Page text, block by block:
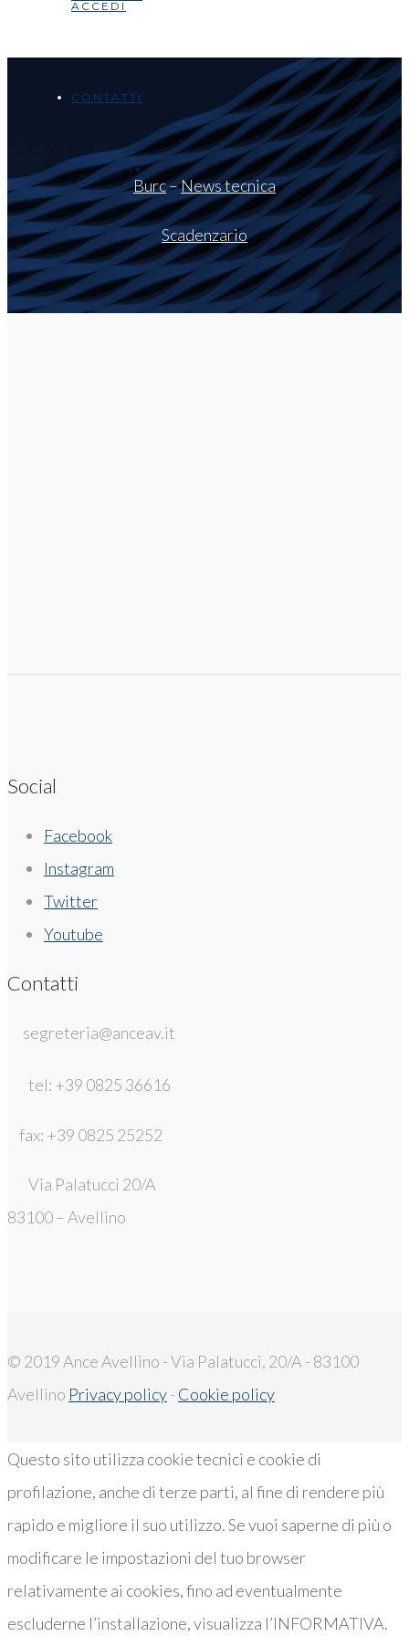
ACCEDI
CONTATTI
Burc–News tecnica
Scadenzario
Social
Facebook
Instagram
Twitter
Youtube
Contatti
segreteria@anceav.it
tel: +39 0825 36616
fax: +39 0825 25252
Via Palatucci 20/A
83100 – Avellino
© 2019 Ance Avellino - Via Palatucci, 20/A - 83100
Avellino Privacy policy- Cookie policy
Questo sito utilizza cookie tecnici e cookie di
profilazione, anche di terze parti, al fine di rendere più
rapido e migliore il suo utilizzo. Se vuoi saperne di più o
modificare le impostazioni del tuo browser
relativamente ai cookies, fino ad eventualmente
escluderne l’installazione, visualizza l’INFORMATIVA.